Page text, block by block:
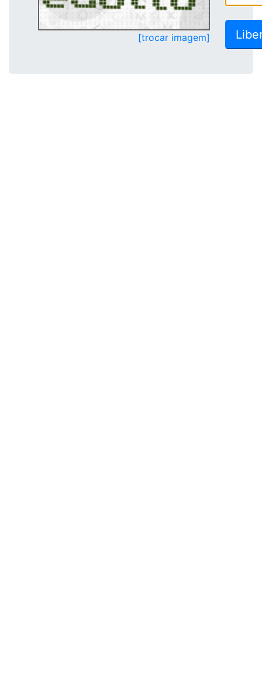
[trocar imagem]